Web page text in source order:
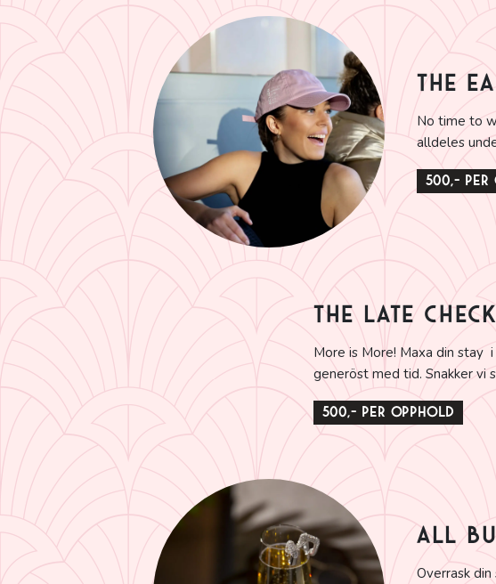
The
No time to
alldeles
500,-
THE LATE
More is More! Maxa din stay
generöst med tid. Snakker vi
500,- per opphold
All
Overrask